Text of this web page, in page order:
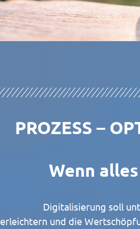
PROZESS –
Wenn
Digitalisierung soll
erleichtern und die